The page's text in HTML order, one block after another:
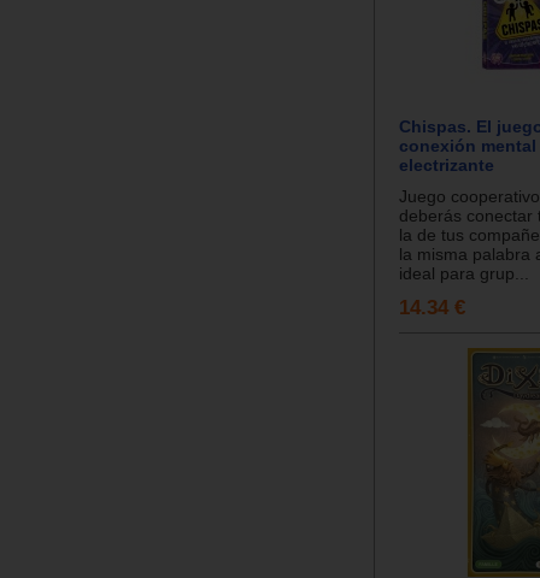
Chispas. El
conexión mental
electrizante
Juego
deberás conectar
la de tus
la misma palabra
ideal para grup...
14.34 €